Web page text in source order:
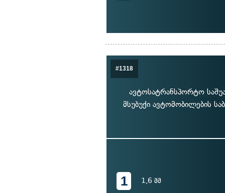
#1318
ავტოსატრანსპორტო
მსუბუქი ავტომობილების
1 1,6 მმ